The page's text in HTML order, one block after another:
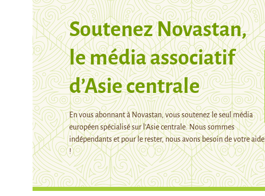
Soutenez Novastan,
le média associatif
d’Asie centrale
En vous abonnant à Novastan, vous soutenez le seul média
européen spécialisé sur l’Asie centrale. Nous sommes
indépendants et pour le rester, nous avons besoin de votre aide
!